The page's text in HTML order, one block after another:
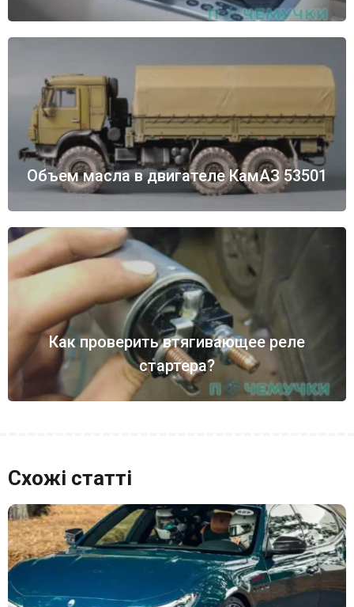
Объем масла в двигателе КамАЗ 53501
Как проверить втягивающее реле
стартера?
Схожі статті